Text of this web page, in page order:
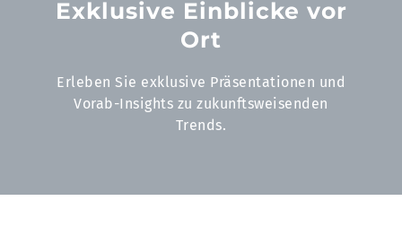
Exklusive Einblicke vor
Ort
Erleben Sie exklusive Präsentationen und
Vorab-Insights zu zukunftsweisenden
Trends.